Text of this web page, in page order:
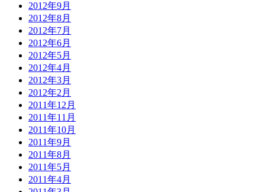
2012年9月
2012年8月
2012年7月
2012年6月
2012年5月
2012年4月
2012年3月
2012年2月
2011年12月
2011年11月
2011年10月
2011年9月
2011年8月
2011年5月
2011年4月